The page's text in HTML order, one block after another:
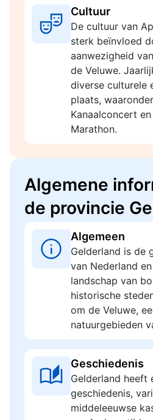
Cultuur
De cultuur van
sterk beïnvloed
aanwezigheid
de Veluwe.
diverse culturele
plaats,
Kanaalconcert
Marathon.
Algemene
de provincie
Algemeen
Gelderland is de
van Nederland
landschap van
historische
om de Veluwe,
natuurgebieden
Geschiedenis
Gelderland heeft
geschiedenis,
middeleeuwse